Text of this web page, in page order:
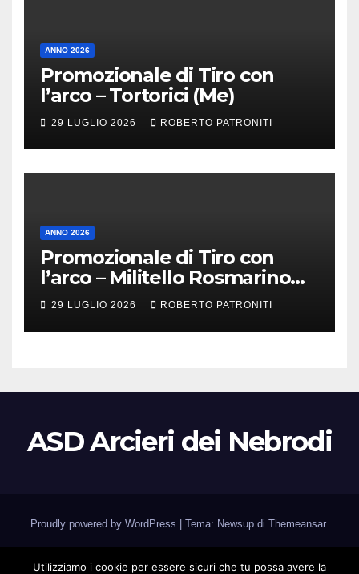
ANNO 2026
Promozionale di Tiro con
l’arco – Tortorici (Me)
29 LUGLIO 2026 ROBERTO PATRONITI
ANNO 2026
Promozionale di Tiro con
l’arco – Militello Rosmarino
(Me)
29 LUGLIO 2026 ROBERTO PATRONITI
ASD Arcieri dei Nebrodi
Proudly powered by WordPress Tema: Newsup di Themeansar.
Home Associazione Calendario Gare Corsi
Utilizziamo i cookie per essere sicuri che tu possa avere la